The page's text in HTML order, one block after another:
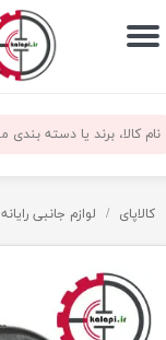
حساب کاربری من
سفارشات
کالاپای لوازم جانبی